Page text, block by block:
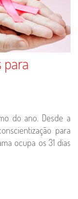
do ano. Desde a
para
ocupa os 31 dias